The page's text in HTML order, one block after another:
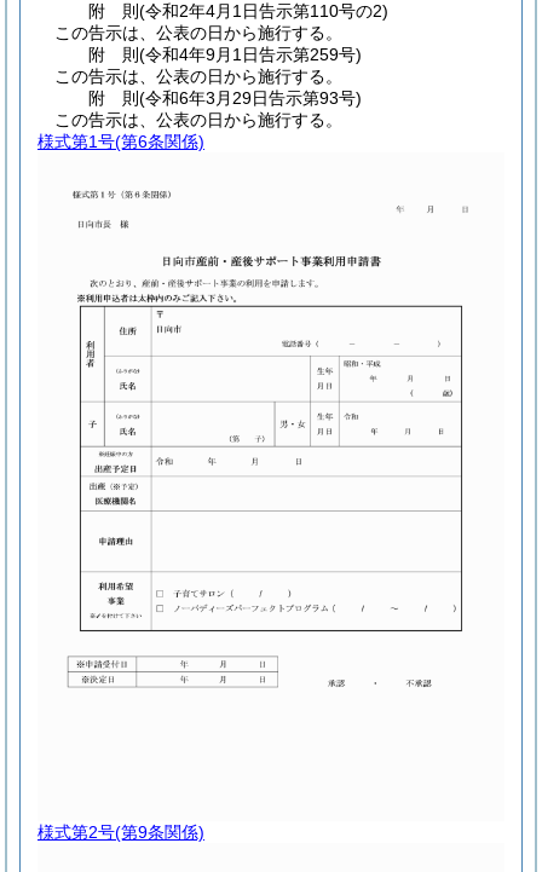
附 則(令和2年4月1日告示第110号の2)
この告示は、公表の日から施行する。
附 則(令和4年9月1日告示第259号)
この告示は、公表の日から施行する。
附 則(令和6年3月29日告示第93号)
この告示は、公表の日から施行する。
様式第1号(第6条関係)
様式第2号(第9条関係)